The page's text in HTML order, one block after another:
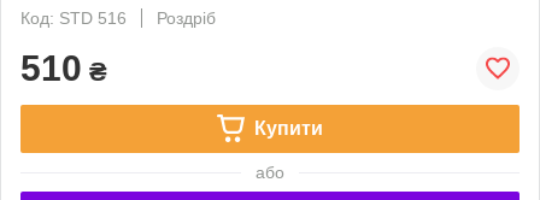
Код: STD 516
Роздріб
510 ₴
Купити
або